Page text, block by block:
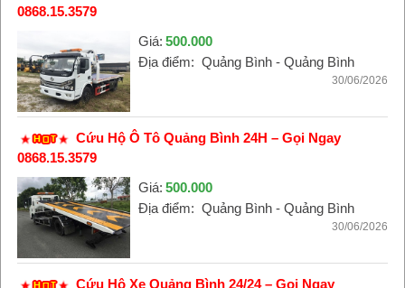
0868.15.3579
Giá: 500.000
Địa điểm: Quảng Bình - Quảng Bình
30/06/2026
Cứu Hộ Ô Tô Quảng Bình 24H – Gọi Ngay
0868.15.3579
Giá: 500.000
Địa điểm: Quảng Bình - Quảng Bình
30/06/2026
Cứu Hộ Xe Quảng Bình 24/24 – Gọi Ngay